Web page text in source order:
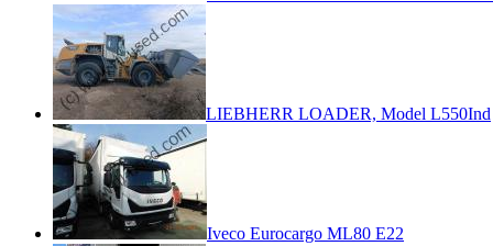
LIEBHERR LOADER, Model L550Ind
Iveco Eurocargo ML80 E22